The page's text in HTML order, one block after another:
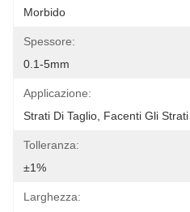
Morbido
Spessore:
0.1-5mm
Applicazione:
Strati Di Taglio, Facenti Gli
Tolleranza:
±1%
Larghezza: